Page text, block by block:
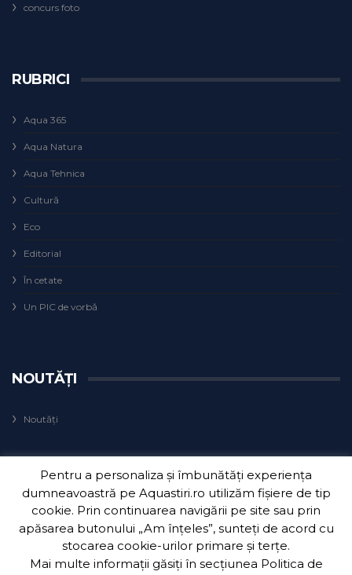
concurs foto
RUBRICI
Aqua 365
Aqua Natura
Aqua Tehnica
Cultură
Eco
Editorial
În cetate
Un PIC de vorbă
NOUTĂȚI
Noutăți
Copyright 2018 Aquatim S.A.| Dezvoltat de 3Waves Net
Pentru a personaliza și îmbunătăți experiența
dumneavoastră pe Aquastiri.ro utilizăm fișiere de tip
cookie. Prin continuarea navigării pe site sau prin
apăsarea butonului „Am înțeles”, sunteți de acord cu
stocarea cookie-urilor primare și terțe.
Mai multe informații găsiți în secțiunea Politica de